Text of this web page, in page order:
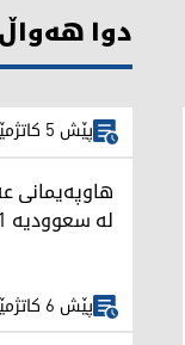
دوا هەواڵ
پێش 5 کاتژمێر
هاوپەیمانی
لە سعوودیە 11 کەس برینداربوون
پێش 6 کاتژمێر